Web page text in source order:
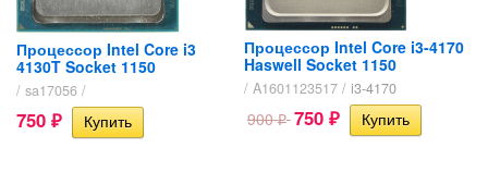
Процессор Intel Core i3
4130T Socket 1150
/ sa17056 /
750 ₽
Процессор Intel Core i3-4170
Haswell Socket 1150
/ A1601123517 / i3-4170
900₽ 750 ₽